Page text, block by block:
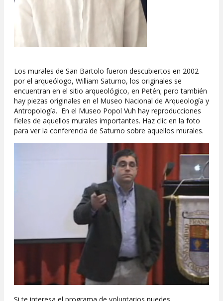
Los murales de San Bartolo fueron descubiertos en 2002
por el arqueólogo, William Saturno, los originales se
encuentran en el sitio arqueológico, en Petén; pero también
hay piezas originales en el Museo Nacional de Arqueología y
Antropología. En el Museo Popol Vuh hay reproducciones
fieles de aquellos murales importantes. Haz clic en la foto
para ver la conferencia de Saturno sobre aquellos murales.